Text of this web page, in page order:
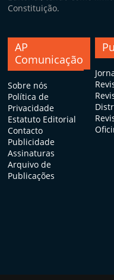
Constituição.
AP
Comunicação
Sobre nós
Política de
Privacidade
Estatuto Editorial
Contacto
Publicidade
Assinaturas
Arquivo de
Publicações